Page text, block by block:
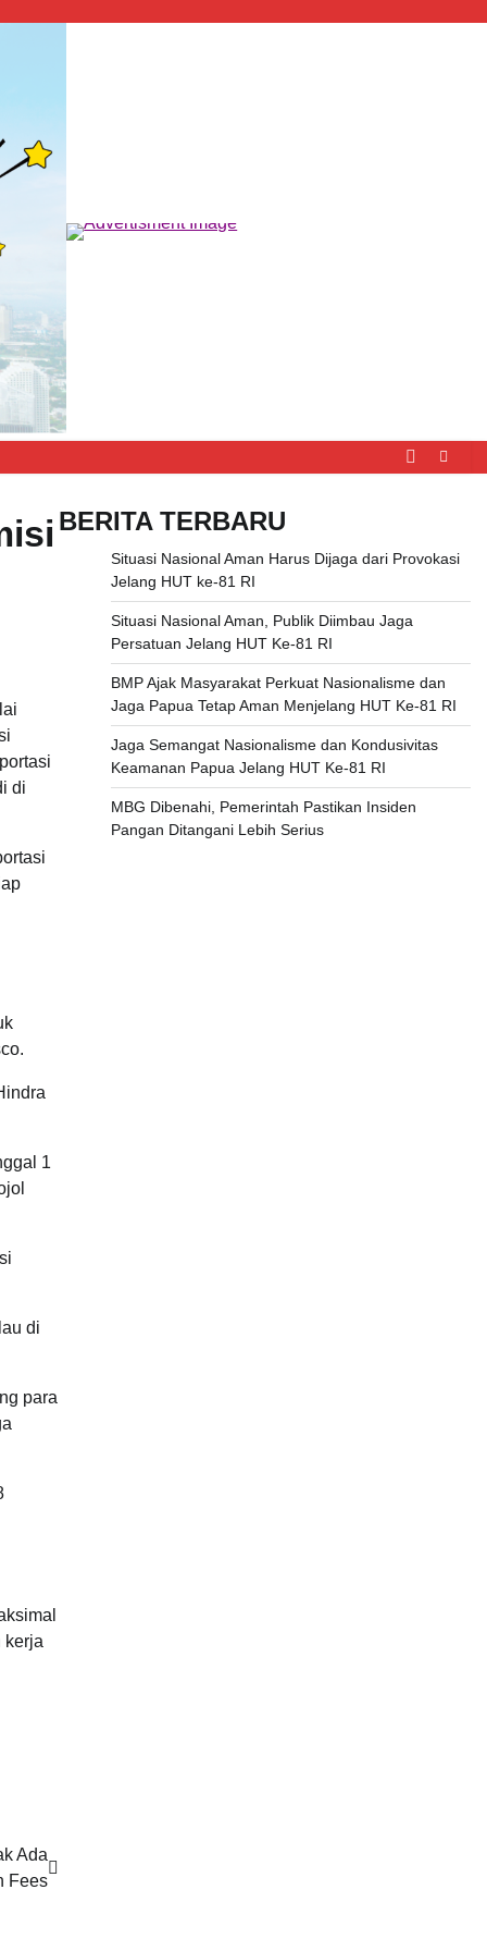
di
1
di
para
kerja
Ada
Fees
BERITA TERBARU
Situasi Nasional Aman Harus Dijaga dari Provokasi
Jelang HUT ke-81 RI
Situasi Nasional Aman, Publik Diimbau Jaga
Persatuan Jelang HUT Ke-81 RI
BMP Ajak Masyarakat Perkuat Nasionalisme dan
Jaga Papua Tetap Aman Menjelang HUT Ke-81 RI
Jaga Semangat Nasionalisme dan Kondusivitas
Keamanan Papua Jelang HUT Ke-81 RI
MBG Dibenahi, Pemerintah Pastikan Insiden
Pangan Ditangani Lebih Serius